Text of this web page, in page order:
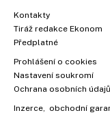
Kontakty
Tiráž redakce Ekonom
Předplatné
Prohlášení o cookies
Nastavení soukromí
Ochrana osobních údajů
Inzerce , obchodní